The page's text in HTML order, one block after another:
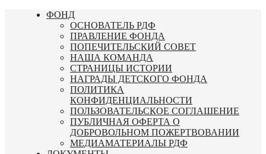
Перейти
ФОНД
ОСНОВАТЕЛЬ РДФ
ПРАВЛЕНИЕ ФОНДА
ПОПЕЧИТЕЛЬСКИЙ СОВЕТ
НАША КОМАНДА
СТРАНИЦЫ ИСТОРИИ
НАГРАДЫ ДЕТСКОГО ФОНДА
ПОЛИТИКА
КОНФИДЕНЦИАЛЬНОСТИ
ПОЛЬЗОВАТЕЛЬСКОЕ СОГЛАШЕНИЕ
ПУБЛИЧНАЯ ОФЕРТА О
ДОБРОВОЛЬНОМ ПОЖЕРТВОВАНИИ
МЕДИАМАТЕРИАЛЫ РДФ